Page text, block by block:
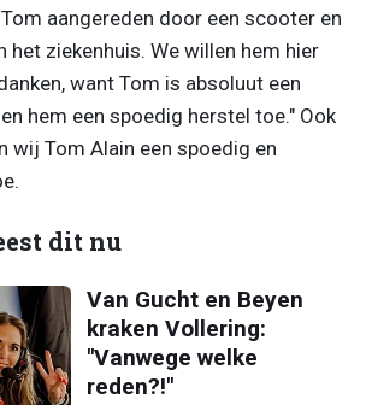
aangereden door een scooter en
ziekenhuis. We willen hem hier
want Tom is absoluut een
hem een spoedig herstel toe." Ook
wij Tom Alain een spoedig en
dit nu
Van Gucht en Beyen
kraken Vollering:
"Vanwege welke
reden?!"